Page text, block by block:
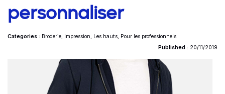
personnaliser
Categories : Broderie Impression Les hauts Pour les professionnels
Published : 20/11/2019